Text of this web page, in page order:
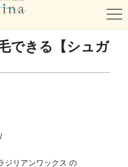
できる【シュガ
ジリアンワックス の